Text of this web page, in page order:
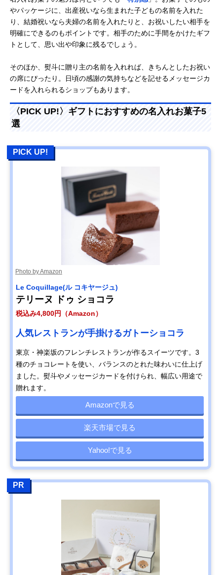
やパッケージに、出産祝いなら生まれた子どもの名前を入れた
り、結婚祝いなら夫婦の名前を入れたりと、お祝いしたい相手を
明確にできるのもポイントです。相手のために手間をかけたギフ
トとして、思い出や印象に残るでしょう。
そのほか、熨斗に贈り主の名前を入れれば、きちんとしたお祝い
の席にぴったり。日頃の感謝の気持ちなどを記せるメッセージカ
ードを入れられるショップもあります。
〈PICK UP!〉ギフトにおすすめの名入れお菓子5
選
PICK UP!
Photo by Amazon
Le Coquillage(ル コキヤージュ)
テリーヌ ドゥ ショコラ
税込み4,800円（Amazon）
人気レストランが手掛けるガトーショコラ
東京・神楽坂のフレンチレストランが作るスイーツです。3
種のチョコレートを使い、バランスのとれた味わいに仕上げ
ました。熨斗やメッセージカードを付けられ、幅広い用途で
贈れます。
Amazonで見る
楽天市場で見る
Yahoo!で見る
PR